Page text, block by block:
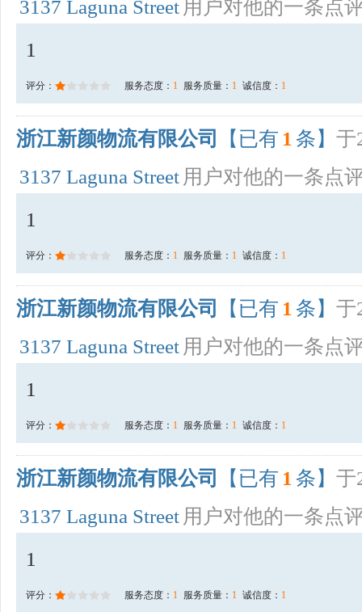
3137 Laguna Street 用户对他的一条点
1
评分： 服务态度： 1 服务质量： 1 诚信度： 1
浙江新颜物流有限公司 【已有 1 条】 于
3137 Laguna Street 用户对他的一条点
1
评分： 服务态度： 1 服务质量： 1 诚信度： 1
浙江新颜物流有限公司 【已有 1 条】 于
3137 Laguna Street 用户对他的一条点
1
评分： 服务态度： 1 服务质量： 1 诚信度： 1
浙江新颜物流有限公司 【已有 1 条】 于
3137 Laguna Street 用户对他的一条点
1
评分： 服务态度： 1 服务质量： 1 诚信度： 1